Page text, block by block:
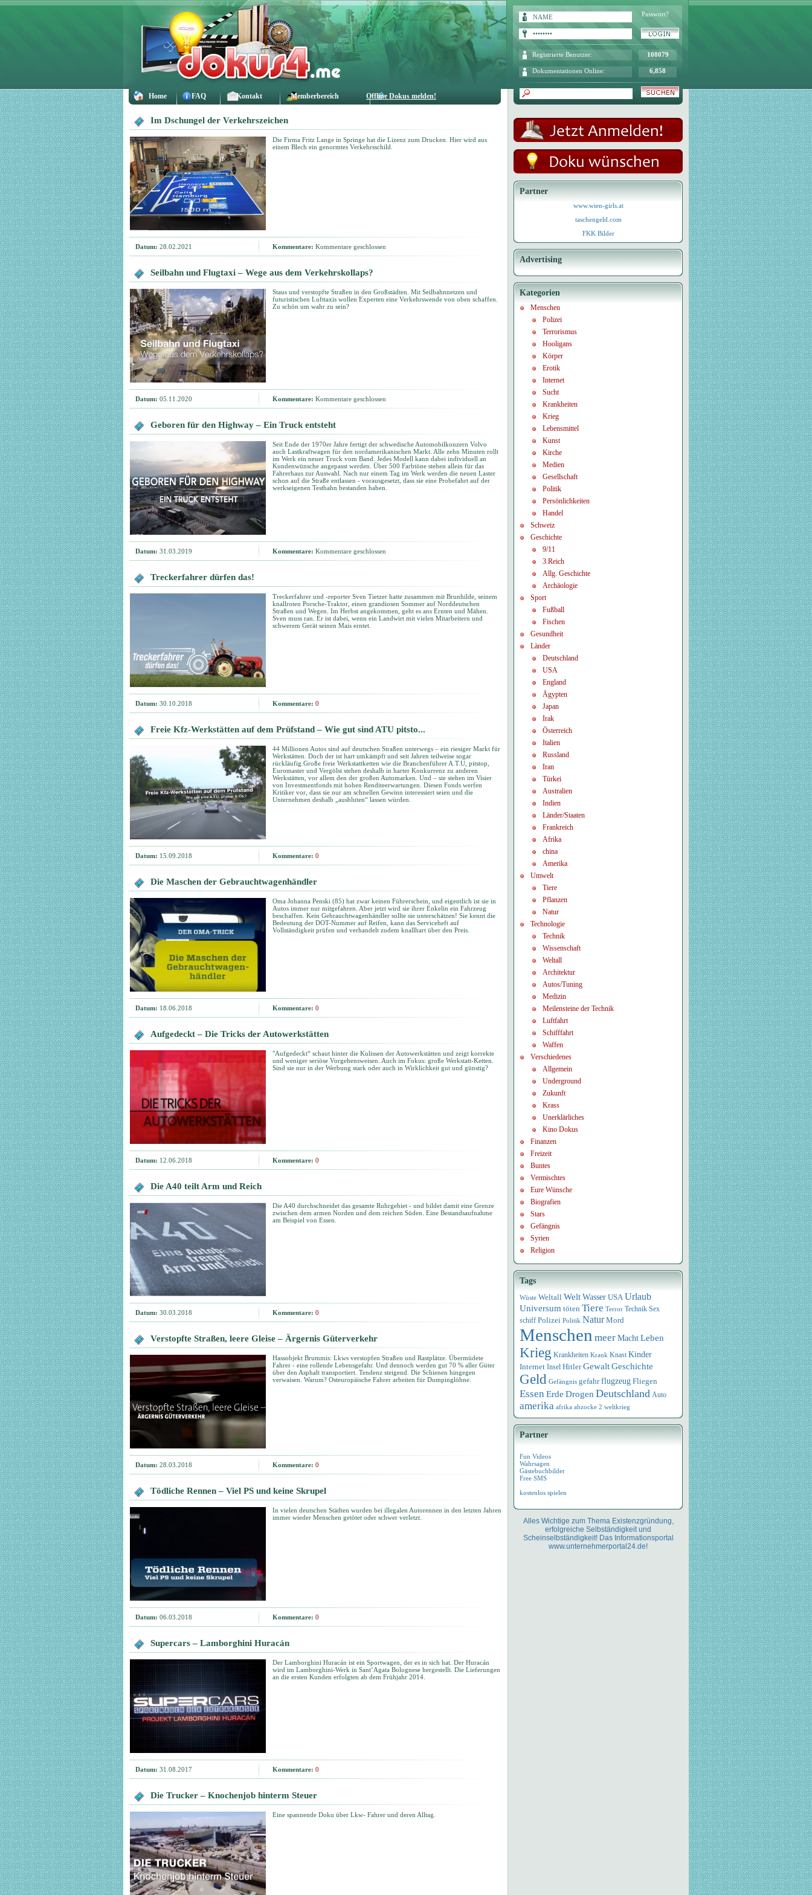
Home FAQ Kontakt Memberbereich Offline Dokus melden!
Passwort?
Registrierte Benutzer: 108079
Dokumentationen Online: 6,858
Im Dschungel der Verkehrszeichen
Die Firma Fritz Lange in Springe hat die Lizenz zum Drucken. Hier wird aus
einem Blech ein genormtes Verkehrsschild.
Datum: 28.02.2021 Kommentare: Kommentare geschlossen
Seilbahn und Flugtaxi – Wege aus dem Verkehrskollaps?
Staus und verstopfte Straßen in den Großstädten. Mit Seilbahnnetzen und
futuristischen Lufttaxis wollen Experten eine Verkehrswende von oben schaffen.
Zu schön um wahr zu sein?
Datum: 05.11.2020 Kommentare: Kommentare geschlossen
Geboren für den Highway – Ein Truck entsteht
Seit Ende der 1970er Jahre fertigt der schwedische Automobilkonzern Volvo
auch Lastkraftwagen für den nordamerikanischen Markt. Alle zehn Minuten rollt
im Werk ein neuer Truck vom Band. Jedes Modell kann dabei individuell an
Kundenwünsche angepasst werden. Über 500 Farbtöne stehen allein für das
Fahrerhaus zur Auswahl. Nach nur einem Tag im Werk werden die neuen Laster
schon auf die Straße entlassen - vorausgesetzt, dass sie eine Probefahrt auf der
werkseigenen Testbahn bestanden haben.
Datum: 31.03.2019 Kommentare: Kommentare geschlossen
Treckerfahrer dürfen das!
Treckerfahrer und -reporter Sven Tietzer hatte zusammen mit Brunhilde, seinem
knallroten Porsche-Traktor, einen grandiosen Sommer auf Norddeutschen
Straßen und Wegen. Im Herbst angekommen, geht es ans Ernten und Mähen.
Sven muss ran. Er ist dabei, wenn ein Landwirt mit vielen Mitarbeitern und
schwerem Gerät seinen Mais erntet.
Datum: 30.10.2018 Kommentare: 0
Freie Kfz-Werkstätten auf dem Prüfstand – Wie gut sind ATU pitsto...
44 Millionen Autos sind auf deutschen Straßen unterwegs – ein riesiger Markt für
Werkstätten. Doch der ist hart umkämpft und seit Jahren teilweise sogar
rückläufig.Große freie Werkstattketten wie die Branchenführer A.T.U, pitstop,
Euromaster und Vergölst stehen deshalb in harter Konkurrenz zu anderen
Werkstätten, vor allem den der großen Automarken. Und – sie stehen im Visier
von Investmentfonds mit hohen Renditeerwartungen. Diesen Fonds werfen
Kritiker vor, dass sie nur am schnellen Gewinn interessiert seien und die
Unternehmen deshalb „ausbluten“ lassen würden.
Datum: 15.09.2018 Kommentare: 0
Die Maschen der Gebrauchtwagenhändler
Oma Johanna Penski (85) hat zwar keinen Führerschein, und eigentlich ist sie in
Autos immer nur mitgefahren. Aber jetzt wird sie ihrer Enkelin ein Fahrzeug
beschaffen. Kein Gebrauchtwagenhändler sollte sie unterschätzen! Sie kennt die
Bedeutung der DOT-Nummer auf Reifen, kann das Serviceheft auf
Vollständigkeit prüfen und verhandelt zudem knallhart über den Preis.
Datum: 18.06.2018 Kommentare: 0
Aufgedeckt – Die Tricks der Autowerkstätten
"Aufgedeckt“ schaut hinter die Kulissen der Autowerkstätten und zeigt korrekte
und weniger seriöse Vorgehensweisen. Auch im Fokus: große Werkstatt-Ketten.
Sind sie nur in der Werbung stark oder auch in Wirklichkeit gut und günstig?
Datum: 12.06.2018 Kommentare: 0
Die A40 teilt Arm und Reich
Die A40 durchschneidet das gesamte Ruhrgebiet - und bildet damit eine Grenze
zwischen dem armen Norden und dem reichen Süden. Eine Bestandsaufnahme
am Beispiel von Essen.
Datum: 30.03.2018 Kommentare: 0
Verstopfte Straßen, leere Gleise – Ärgernis Güterverkehr
Hassobjekt Brummis: Lkws verstopfen Straßen und Rastplätze. Übermüdete
Fahrer - eine rollende Lebensgefahr. Und dennoch werden gut 70 % aller Güter
über den Asphalt transportiert. Tendenz steigend. Die Schienen hingegen
verwaisen. Warum? Osteuropäische Fahrer arbeiten für Dumpinglöhne.
Datum: 28.03.2018 Kommentare: 0
Tödliche Rennen – Viel PS und keine Skrupel
In vielen deutschen Städten wurden bei illegalen Autorennen in den letzten Jahren
immer wieder Menschen getötet oder schwer verletzt.
Datum: 06.03.2018 Kommentare: 0
Supercars – Lamborghini Huracán
Der Lamborghini Huracán ist ein Sportwagen, der es in sich hat. Der Huracán
wird im Lamborghini-Werk in Sant’Agata Bolognese hergestellt. Die Lieferungen
an die ersten Kunden erfolgten ab dem Frühjahr 2014.
Datum: 31.08.2017 Kommentare: 0
Die Trucker – Knochenjob hinterm Steuer
Eine spannende Doku über Lkw- Fahrer und deren Alltag.
Partner
www.wien-girls.at
taschengeld.com
FKK Bilder
Advertising
Kategorien
Menschen
Polizei
Terrorismus
Hooligans
Körper
Erotik
Internet
Sucht
Krankheiten
Krieg
Lebensmittel
Kunst
Kirche
Medien
Gesellschaft
Politik
Persönlichkeiten
Handel
Schweiz
Geschichte
9/11
3.Reich
Allg. Geschichte
Archäologie
Sport
Fußball
Fischen
Gesundheit
Länder
Deutschland
USA
England
Ägypten
Japan
Irak
Österreich
Italien
Russland
Iran
Türkei
Australien
Indien
Länder/Staaten
Frankreich
Afrika
china
Amerika
Umwelt
Tiere
Pflanzen
Natur
Technologie
Technik
Wissenschaft
Weltall
Architektur
Autos/Tuning
Medizin
Meilensteine der Technik
Luftfahrt
Schifffahrt
Waffen
Verschiedenes
Allgemein
Underground
Zukunft
Krass
Unerklärliches
Kino Dokus
Finanzen
Freizeit
Buntes
Vermischtes
Eure Wünsche
Biografien
Stars
Gefängnis
Syrien
Religion
Tags
Wüste Weltall WeltWasser USA Urlaub
Universum töten Tiere Terror Technik Sex
schiff Polizei Politik Natur Mord
Menschen meer Macht Leben
Krieg Krankheiten Krank Knast Kinder
Internet Insel Hitler GewaltGeschichte
Geld Gefängnis gefahr flugzeug Fliegen
Essen Erde Drogen Deutschland Auto
amerika afrika abzocke 2 weltkrieg
Partner
Fun Videos
Wahrsagen
Gästebuchbilder
Free SMS
kostenlos spielen
Alles Wichtige zum Thema Existenzgründung,
erfolgreiche Selbständigkeit und
Scheinselbständigkeit! Das Informationsportal
www.unternehmerportal24.de!